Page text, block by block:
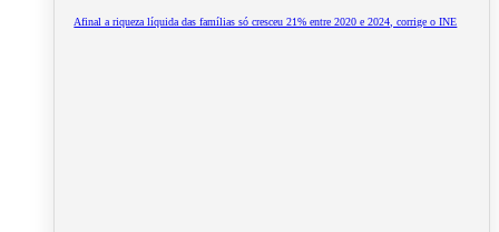
Afinal a riqueza líquida das famílias só cresceu 21% entre 2020 e 2024, corrige o INE